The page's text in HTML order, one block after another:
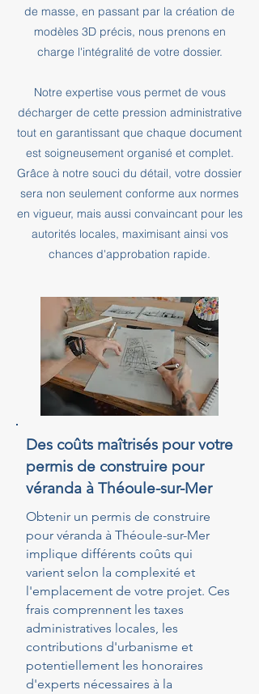
de masse, en passant par la création de
modèles 3D précis, nous prenons en
charge l'intégralité de votre dossier.
Notre expertise vous permet de vous
décharger de cette pression administrative
tout en garantissant que chaque document
est soigneusement organisé et complet.
Grâce à notre souci du détail, votre dossier
sera non seulement conforme aux normes
en vigueur, mais aussi convaincant pour les
autorités locales, maximisant ainsi vos
chances d'approbation rapide.
Des coûts maîtrisés pour votre
permis de construire pour
véranda à Théoule-sur-Mer
Obtenir un permis de construire
pour véranda à Théoule-sur-Mer
implique différents coûts qui
varient selon la complexité et
l'emplacement de votre projet. Ces
frais comprennent les taxes
administratives locales, les
contributions d'urbanisme et
potentiellement les honoraires
d'experts nécessaires à la